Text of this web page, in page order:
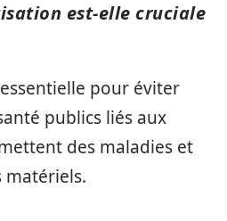
est-elle cruciale
pour éviter
publics liés aux
des maladies et
matériels.